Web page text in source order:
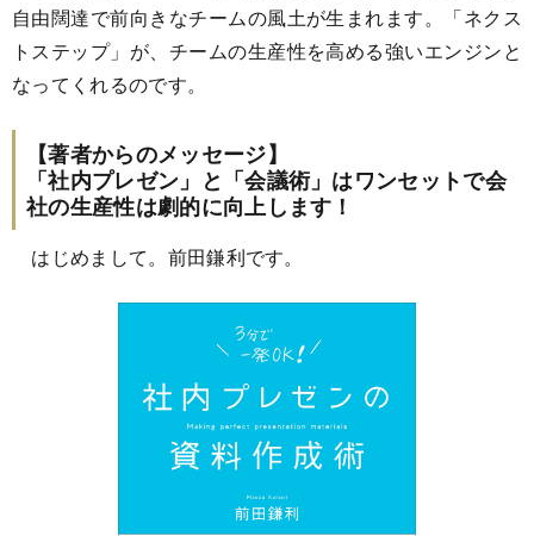
自由闊達で前向きなチームの風土が生まれます。「ネクス
トステップ」が、チームの生産性を高める強いエンジンと
なってくれるのです。
【著者からのメッセージ】
「社内プレゼン」と「会議術」はワンセットで会
社の生産性は劇的に向上します！
はじめまして。前田鎌利です。